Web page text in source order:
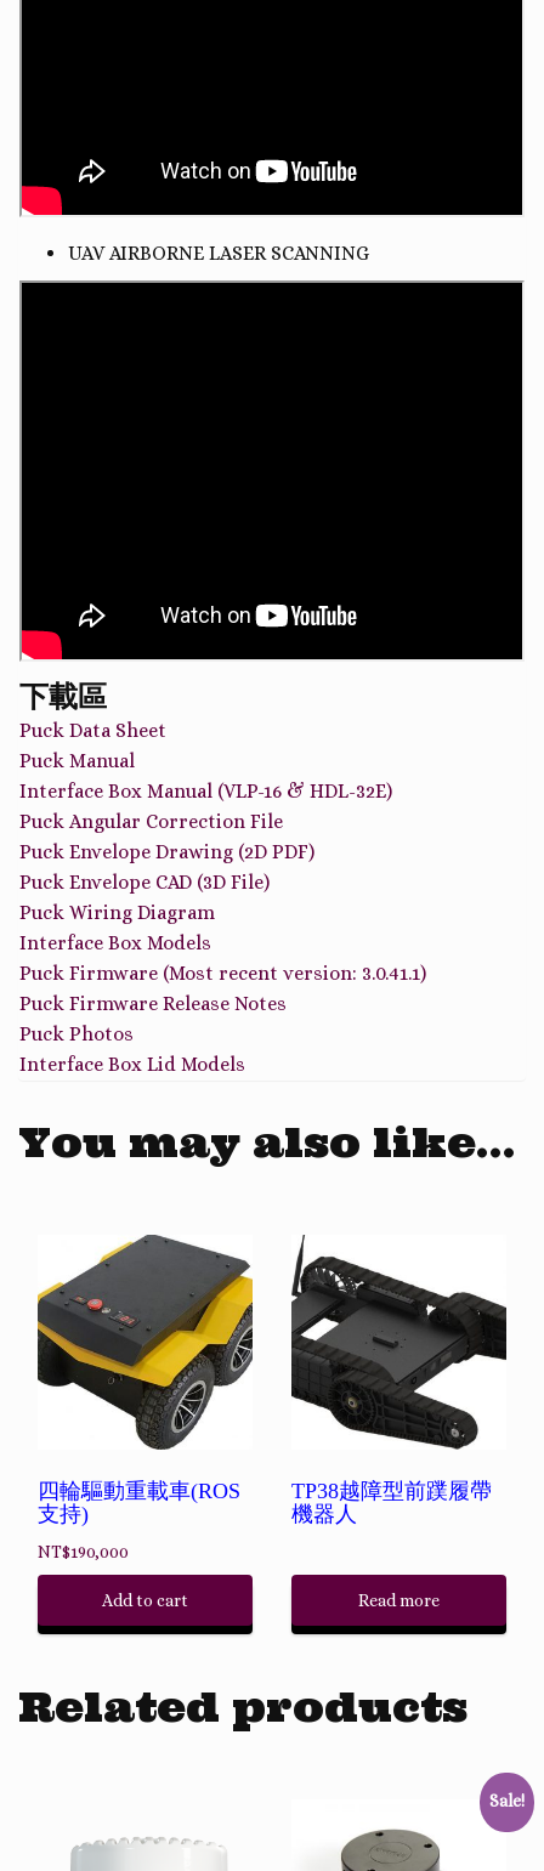
UAV AIRBORNE LASER SCANNING
下載區
Puck Data Sheet
Puck Manual
Interface Box Manual (VLP-16 & HDL-32E)
Puck Angular Correction File
Puck Envelope Drawing (2D PDF)
Puck Envelope CAD (3D File)
Puck Wiring Diagram
Interface Box Models
Puck Firmware (Most recent version: 3.0.41.1)
Puck Firmware Release Notes
Puck Photos
Interface Box Lid Models
You may also like…
四輪驅動重載車(ROS
支持)
NT$190,000
Add to cart
TP38越障型前蹼履帶
機器人
Read more
Related products
Sale!